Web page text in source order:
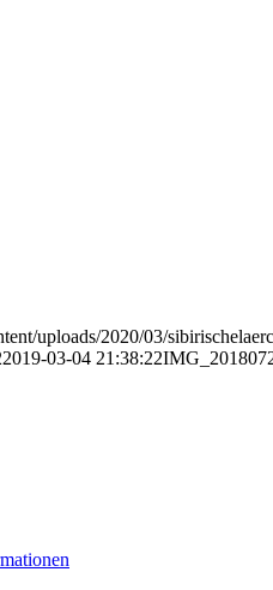
uploads/2020/03/
2019-03-04 21:38:22